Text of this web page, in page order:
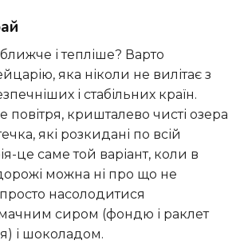
яка ніколи не вилітає з
і стабільних країн.
повітря, кришталево чисті озера
які розкидані по всій
це саме той варіант, коли в
можна ні про що не
насолодитися
сиром (фондю і раклет
і шоколадом.